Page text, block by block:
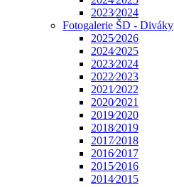
2023⁄2024
Fotogalerie ŠD - Diváky
2025⁄2026
2024⁄2025
2023⁄2024
2022⁄2023
2021⁄2022
2020⁄2021
2019⁄2020
2018⁄2019
2017⁄2018
2016⁄2017
2015⁄2016
2014⁄2015